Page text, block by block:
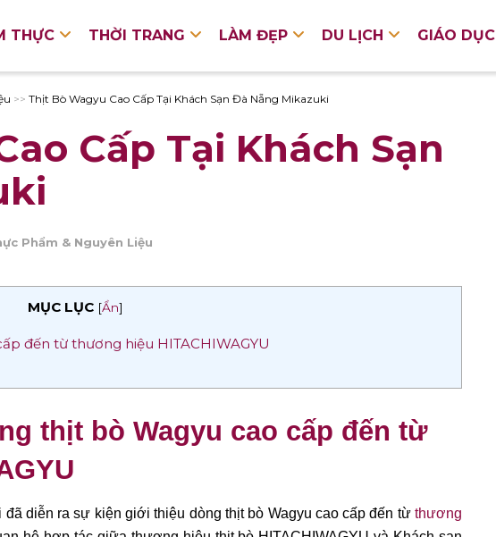
THỰC THỜI TRANG LÀM ĐẸP DU LỊCH GIÁO DỤC
>> Thịt Bò Wagyu Cao Cấp Tại Khách Sạn Đà Nẵng Mikazuki
Cấp Tại Khách Sạn
Phẩm & Nguyên Liệu
MỤC LỤC [Ẩn]
đến từ thương hiệu HITACHIWAGYU
thịt bò Wagyu cao cấp đến từ
đã diễn ra sự kiệngiới thiệu dòng thịt bò Wagyu cao cấp đến từthương